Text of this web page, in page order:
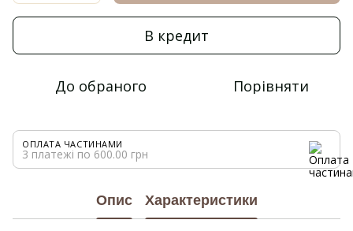
В кредит
До обраного Порівняти
ОПЛАТА ЧАСТИНАМИ
3 платежі по 600.00 грн
Опис Характеристики